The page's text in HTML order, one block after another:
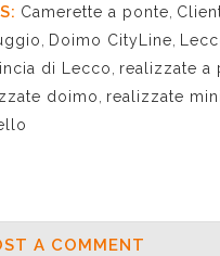
Camerette a ponte
Doimo CityLine
di Lecco
realizzate a
doimo
realizzate mini
A COMMENT